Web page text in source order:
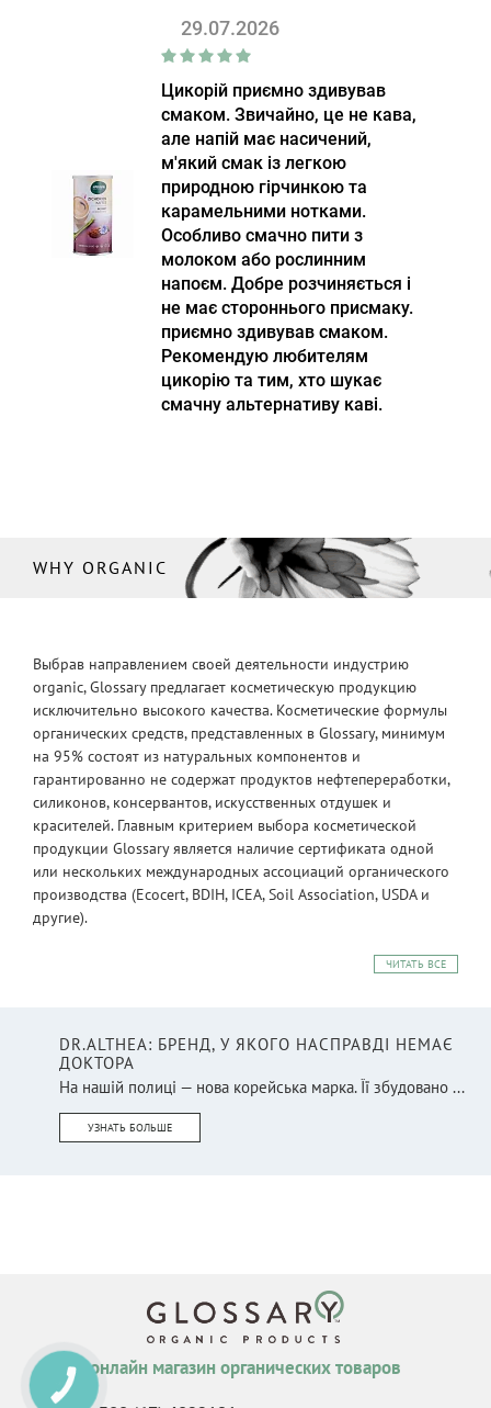
29.07.2026
Цикорій приємно здивував
смаком. Звичайно, це не кава,
але напій має насичений,
м'який смак із легкою
природною гірчинкою та
карамельними нотками.
Особливо смачно пити з
молоком або рослинним
напоєм. Добре розчиняється і
не має стороннього присмаку.
приємно здивував смаком.
Рекомендую любителям
цикорію та тим, хто шукає
смачну альтернативу каві.
WHY ORGANIC
Выбрав направлением своей деятельности индустрию
organic, Glossary предлагает косметическую продукцию
исключительно высокого качества. Косметические формулы
органических средств, представленных в Glossary, минимум
на 95% состоят из натуральных компонентов и
гарантированно не содержат продуктов нефтепереработки,
силиконов, консервантов, искусственных отдушек и
красителей. Главным критерием выбора косметической
продукции Glossary является наличие сертификата одной
или нескольких международных ассоциаций органического
производства (Ecocert, BDIH, ICEA, Soil Association, USDA и
другие).
ЧИТАТЬ ВСЕ
DR.ALTHEA: БРЕНД, У ЯКОГО НАСПРАВДІ НЕМАЄ
ДОКТОРА
На нашій полиці — нова корейська марка. Її збудовано ...
УЗНАТЬ БОЛЬШЕ
онлайн магазин органических товаров
КНОПКА
СВЯЗИ